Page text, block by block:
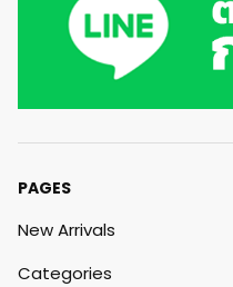
PAGES
New Arrivals
Categories